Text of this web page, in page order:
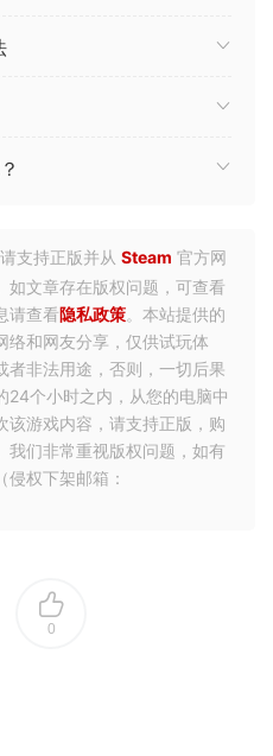
支持正版并从 Steam 官方网
如文章存在版权问题，可查看
请查看隐私政策。本站提供的
络和网友分享，仅供试玩体
者非法用途，否则，一切后果
24个小时之内，从您的电脑中
该游戏内容，请支持正版，购
我们非常重视版权问题，如有
权下架邮箱：
0